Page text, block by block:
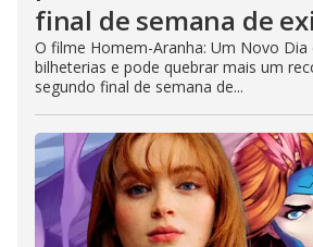
final de semana de
O filme Homem-Aranha: Um Novo Dia
bilheterias e pode quebrar mais um
segundo final de semana de...